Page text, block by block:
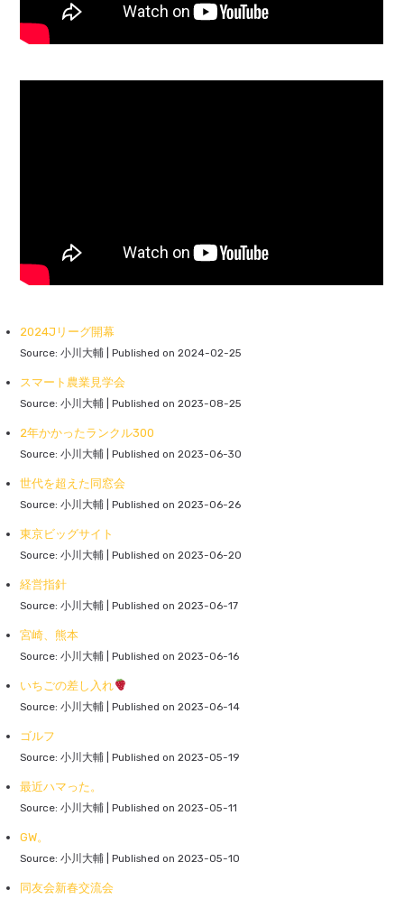
2024Jリーグ開幕
Source: 小川大輔 Published on 2024-02-25
スマート農業見学会
Source: 小川大輔 Published on 2023-08-25
2年かかったランクル300
Source: 小川大輔 Published on 2023-06-30
世代を超えた同窓会
Source: 小川大輔 Published on 2023-06-26
東京ビッグサイト
Source: 小川大輔 Published on 2023-06-20
経営指針
Source: 小川大輔 Published on 2023-06-17
宮崎、熊本
Source: 小川大輔 Published on 2023-06-16
いちごの差し入れ
Source: 小川大輔 Published on 2023-06-14
ゴルフ
Source: 小川大輔 Published on 2023-05-19
最近ハマった。
Source: 小川大輔 Published on 2023-05-11
GW。
Source: 小川大輔 Published on 2023-05-10
同友会新春交流会